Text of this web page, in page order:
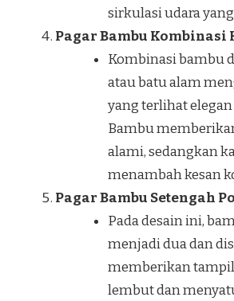
sirkulasi udara
Pagar Bambu Kombinasi
Kombinasi bambu
atau batu alam
yang terlihat
Bambu
alami, sedangkan
menambah kesan
Pagar Bambu Setengah
Pada desain ini,
menjadi dua dan
memberikan
lembut dan